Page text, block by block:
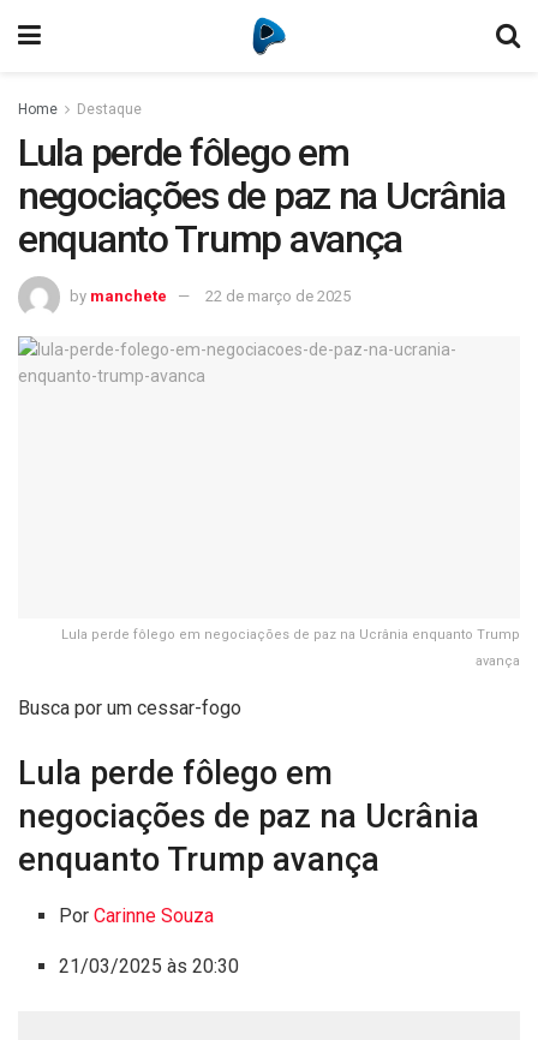
Home Destaque
Lula perde fôlego em
negociações de paz na Ucrânia
enquanto Trump avança
by manchete 22 de março de 2025
Lula perde fôlego em negociações de paz na Ucrânia enquanto Trump
avança
Busca por um cessar-fogo
Lula perde fôlego em
negociações de paz na Ucrânia
enquanto Trump avança
PorCarinne Souza
21/03/2025 às 20:30